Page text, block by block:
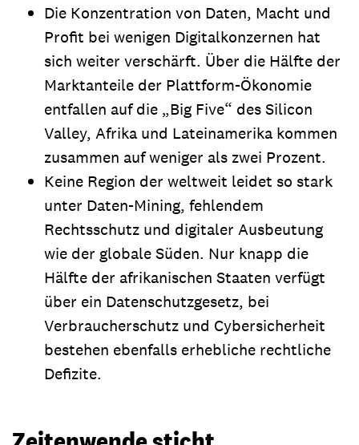
Die Konzentration von Daten, Macht und
Profit bei wenigen Digitalkonzernen hat
sich weiter verschärft. Über die Hälfte der
Marktanteile der Plattform-Ökonomie
entfallen auf die „Big Five“ des Silicon
Valley, Afrika und Lateinamerika kommen
zusammen auf weniger als zwei Prozent.
Keine Region der weltweit leidet so stark
unter Daten-Mining, fehlendem
Rechtsschutz und digitaler Ausbeutung
wie der globale Süden. Nur knapp die
Hälfte der afrikanischen Staaten verfügt
über ein Datenschutzgesetz, bei
Verbraucherschutz und Cybersicherheit
bestehen ebenfalls erhebliche rechtliche
Defizite.